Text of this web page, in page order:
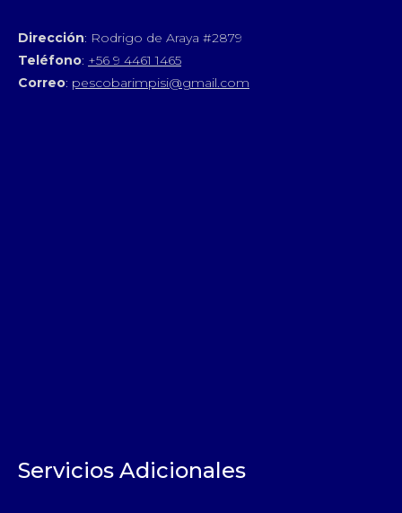
Dirección: Rodrigo de Araya #2879
Teléfono: +56 9 4461 1465
Correo: pescobarimpisi@gmail.com
Servicios Adicionales